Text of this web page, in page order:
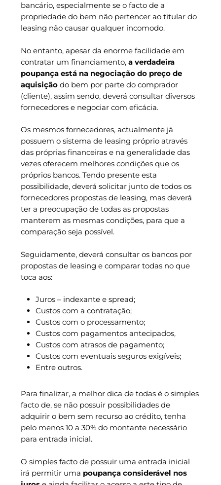
bancário, especialmente se o facto de a
propriedade do bem não pertencer ao titular do
leasing não causar qualquer incomodo.
No entanto, apesar da enorme facilidade em
contratar um financiamento, a verdadeira
poupança está na negociação do preço de
aquisiçãodo bem por parte do comprador
(cliente), assim sendo, deverá consultar diversos
fornecedores e negociar com eficácia.
Os mesmos fornecedores, actualmente já
possuem o sistema de leasing próprio através
das próprias financeiras e na generalidade das
vezes oferecem melhores condições que os
próprios bancos. Tendo presente esta
possibilidade, deverá solicitar junto de todos os
fornecedores propostas de leasing, mas deverá
ter a preocupação de todas as propostas
manterem as mesmas condições, para que a
comparação seja possível.
Seguidamente, deverá consultar os bancos por
propostas de leasing e comparar todas no que
toca aos:
Juros – indexante e spread;
Custos com a contratação;
Custos com o processamento;
Custos com pagamentos antecipados,
Custos com atrasos de pagamento;
Custos com eventuais seguros exigíveis;
Entre outros.
Para finalizar, a melhor dica de todas é o simples
facto de, se não possuir possibilidades de
adquirir o bem sem recurso ao crédito, tenha
pelo menos 10 a 30% do montante necessário
para entrada inicial.
O simples facto de possuir uma entrada inicial
irá permitir uma poupança considerável nos